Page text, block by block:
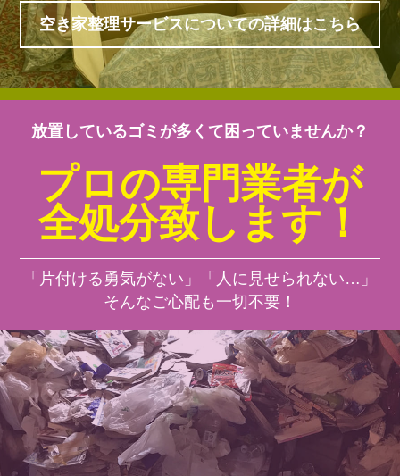
空き家整理サービスについての詳細はこちら
放置しているゴミが多くて困っていませんか？
プロの専門業者が
全処分致します！
「片付ける勇気がない」「人に見せられない…」
そんなご心配も一切不要！